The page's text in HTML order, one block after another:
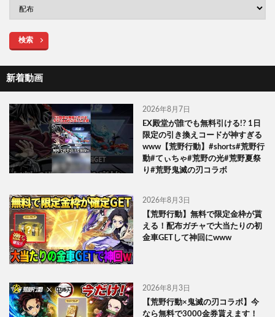
検索
新着動画
2026年8月7日
EX殿堂が誰でも無料引ける!? 1日
限定の引き換えコードが神すぎる
www【荒野行動】#shorts#荒野行
動#てぃちゃ#荒野の光#荒野夏祭
り#荒野鬼滅の刃コラボ
2026年8月3日
【荒野行動】無料で限定金枠が貰
える！配布ガチャで大当たりの初
金車GETして神回にwww
2026年8月3日
【荒野行動×鬼滅の刃コラボ】今
なら無料で3000金券貰えます！